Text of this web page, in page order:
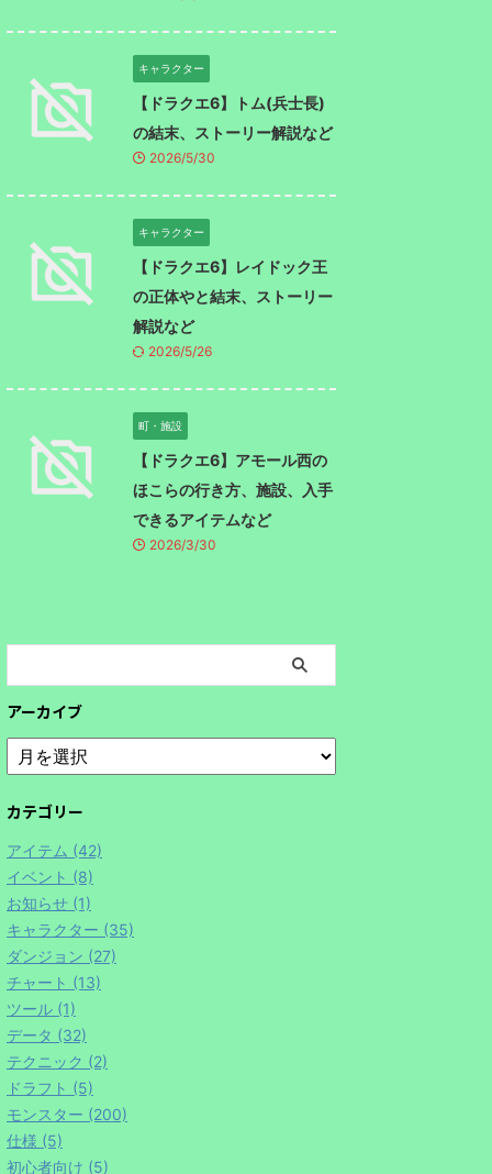
キャラクター
【ドラクエ6】トム(兵士長)
の結末、ストーリー解説など
2026/5/30
キャラクター
【ドラクエ6】レイドック王
の正体やと結末、ストーリー
解説など
2026/5/26
町・施設
【ドラクエ6】アモール西の
ほこらの行き方、施設、入手
できるアイテムなど
2026/3/30
アーカイブ
カテゴリー
アイテム (42)
イベント (8)
お知らせ (1)
キャラクター (35)
ダンジョン (27)
チャート (13)
ツール (1)
データ (32)
テクニック (2)
ドラフト (5)
モンスター (200)
仕様 (5)
初心者向け (5)